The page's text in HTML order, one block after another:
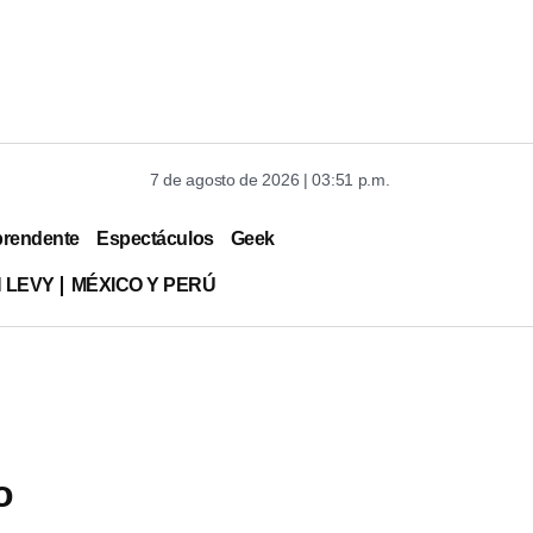
7 de agosto de 2026 | 03:51 p.m.
Espectáculos Geek
LEVY MÉXICO Y PERÚ